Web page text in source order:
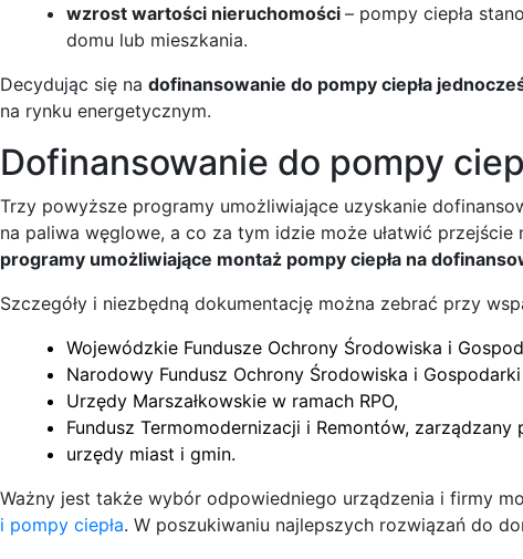
wzrost wartości nieruchomości – pompy ciepła
domu lub mieszkania.
Decydując się na dofinansowanie do pompy ciepła
na rynku energetycznym.
Dofinansowanie do pompy
Trzy powyższe programy umożliwiające uzyskanie
na paliwa węglowe, a co za tym idzie może ułatwić
programy umożliwiające montaż pompy ciepła na
Szczegóły i niezbędną dokumentację można zebrać przy
Wojewódzkie Fundusze Ochrony Środowiska i
Narodowy Fundusz Ochrony Środowiska i
Urzędy Marszałkowskie w ramach RPO,
Fundusz Termomodernizacji i Remontów, zarządzany
urzędy miast i gmin.
Ważny jest także wybór odpowiedniego urządzenia i firmy
i pompy ciepła. W poszukiwaniu najlepszych rozwiązań do